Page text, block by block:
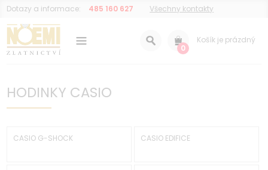
Dotazy a informace: 485 160 627 Všechny kontakty
0
Košík je prázdný
HODINKY CASIO
CASIO G-SHOCK CASIO EDIFICE